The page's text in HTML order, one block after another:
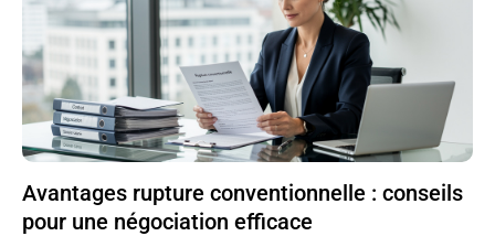
Avantages rupture conventionnelle : conseils
pour une négociation efficace